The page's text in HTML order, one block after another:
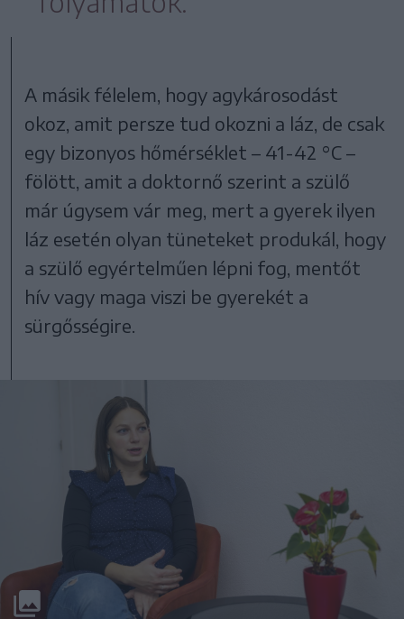
A másik félelem, hogy agykárosodást
okoz, amit persze tud okozni a láz, de csak
egy bizonyos hőmérséklet – 41-42 °C –
fölött, amit a doktornő szerint a szülő
már úgysem vár meg, mert a gyerek ilyen
láz esetén olyan tüneteket produkál, hogy
a szülő egyértelműen lépni fog, mentőt
hív vagy maga viszi be gyerekét a
sürgősségire.